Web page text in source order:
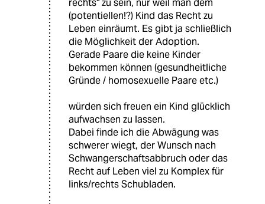
Nach der Geburt? (Babys sind
schließlich ohne die Eltern ungefähr
so überlebensfähig wie ein Fötus)
Bis das Kind für sich selbst sorgen
Ich finde das Thema unfassbar
schwer. Mich beschäftigen solche
Fragen.
Für Sie scheinen alle Menschen die
über sowas nachdenken "in der Regel
rechts" zu sein, nur weil man dem
(potentiellen!?) Kind das Recht zu